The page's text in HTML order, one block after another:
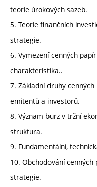
teorie úrokových sazeb.
5. Teorie finančních
strategie.
6. Vymezení cenných
charakteristika..
7. Základní druhy
emitentů a investorů.
8. Význam burz v tržní
struktura.
9. Fundamentální,
10. Obchodování
strategie.